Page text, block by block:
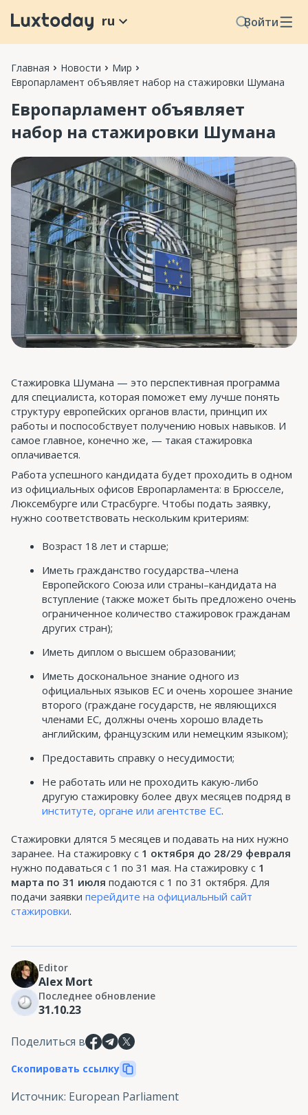
Войти
ru
Главная Новости
Мир
Европарламент объявляет набор на стажировки Шумана
Европарламент объявляет
набор на стажировки Шумана
Стажировка Шумана — это перспективная программа
для специалиста, которая поможет ему лучше понять
структуру европейских органов власти, принцип их
работы и поспособствует получению новых навыков. И
самое главное, конечно же, — такая стажировка
оплачивается.
Работа успешного кандидата будет проходить в одном
из официальных офисов Европарламента: в Брюсселе,
Люксембурге или Страсбурге. Чтобы подать заявку,
нужно соответствовать нескольким критериям:
Возраст 18 лет и старше;
Иметь гражданство государства–члена
Европейского Союза или страны–кандидата на
вступление (также может быть предложено очень
ограниченное количество стажировок гражданам
других стран);
Иметь диплом о высшем образовании;
Иметь доскональное знание одного из
официальных языков ЕС и очень хорошее знание
второго (граждане государств, не являющихся
членами ЕС, должны очень хорошо владеть
английским, французским или немецким языком);
Предоставить справку о несудимости;
Не работать или не проходить какую-либо
другую стажировку более двух месяцев подряд в
институте, органе или агентстве ЕС.
Стажировки длятся 5 месяцев и подавать на них нужно
заранее. На стажировку с 1 октября до 28/29 февраля
нужно подаваться с 1 по 31 мая. На стажировку с 1
марта по 31 июля подаются с 1 по 31 октября. Для
подачи заявки перейдите на официальный сайт
стажировки.
Editor
Alex Mort
Последнее обновление
31.10.23
Поделиться в
Скопировать ссылку
Источник: European Parliament